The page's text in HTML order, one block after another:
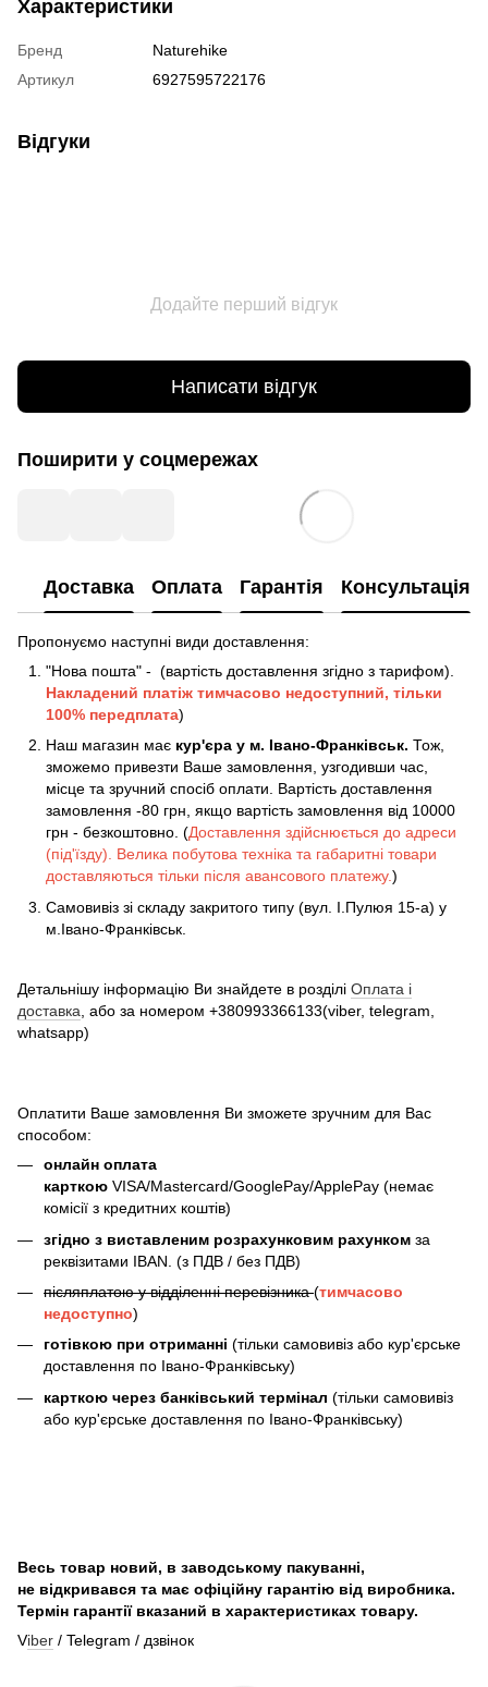
Характеристики
Бренд
Naturehike
Артикул
6927595722176
Відгуки
Додайте перший відгук
Написати відгук
Поширити у соцмережах
Доставка Оплата Гарантія Консультація
Пропонуємо наступні види доставлення:
"Нова пошта" - (вартість доставлення згідно з тарифом).
Накладений платіж тимчасово недоступний, тільки
100% передплата)
Наш магазин має кур'єра у м. Івано-Франківськ. Тож,
зможемо привезти Ваше замовлення, узгодивши час,
місце та зручний спосіб оплати. Вартість доставлення
замовлення -80 грн, якщо вартість замовлення від 10000
грн - безкоштовно. (Доставлення здійснюється до адреси
(під'їзду). Велика побутова техніка та габаритні товари
доставляються тільки після авансового платежу.)
Самовивіз зі складу закритого типу (вул. І.Пулюя 15-а) у
м.Івано-Франківськ.
Детальнішу інформацію Ви знайдете в розділі Оплата і
доставка, або за номером +380993366133(viber, telegram,
whatsapp)
Оплатити Ваше замовлення Ви зможете зручним для Вас
способом:
онлайн оплата
карткою VISA/Mastercard/GooglePay/ApplePay (немає
комісії з кредитних коштів)
згідно з виставленим розрахунковим рахунком за
реквізитами IBAN. (з ПДВ / без ПДВ)
післяплатою у відділенні перевізника(тимчасово
недоступно)
готівкою при отриманні (тільки самовивіз або кур'єрське
доставлення по Івано-Франківську)
карткою через банківський термінал (тільки самовивіз
або кур'єрське доставлення по Івано-Франківську)
Весь товар новий, в заводському пакуванні,
не відкривався та має офіційну гарантію від виробника.
Термін гарантії вказаний в характеристиках товару.
Viber / Telegram / дзвінок